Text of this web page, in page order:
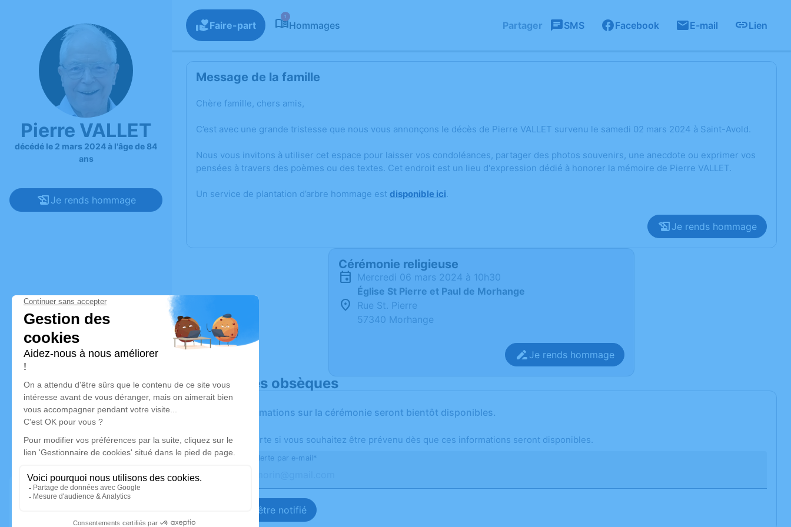
Pierre VALLET
décédé le 2 mars 2024 à l'âge de 84
ans
Je rends hommage
Faire-part
1
Hommages Partager SMS Facebook E-mail Lien
Message de la famille
Chère famille, chers amis,
C’est avec une grande tristesse que nous vous annonçons le décès de Pierre VALLET survenu le samedi 02 mars 2024 à Saint-Avold.
Nous vous invitons à utiliser cet espace pour laisser vos condoléances, partager des photos souvenirs, une anecdote ou exprimer vos
pensées à travers des poèmes ou des textes. Cet endroit est un lieu d'expression dédié à honorer la mémoire de Pierre VALLET.
Un service de plantation d’arbre hommage est disponible ici.
Je rends hommage
Cérémonie religieuse
mercredi 06 mars 2024 à 10h30
Église St Pierre et Paul de Morhange
Rue St. Pierre
57340 Morhange
Je rends hommage
Déroulé des obsèques
Les informations sur la cérémonie seront bientôt disponibles.
Activez une alerte si vous souhaitez être prévenu dès que ces informations seront disponibles.
Recevoir une alerte par e-mail*
Je veux être notifié